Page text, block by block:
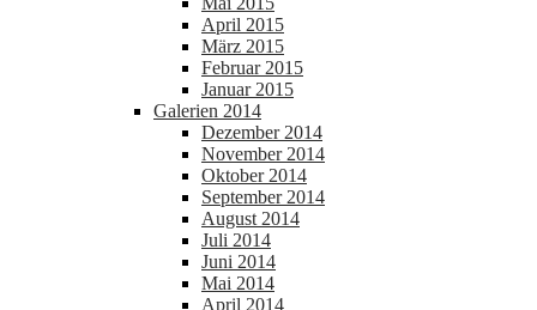
April 2015
März 2015
Februar 2015
Januar 2015
Galerien 2014
Dezember 2014
November 2014
Oktober 2014
September 2014
August 2014
Juli 2014
Juni 2014
Mai 2014
April 2014